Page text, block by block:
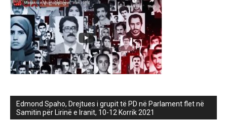
Edmond Spaho, Drejtues i grupit të PD në Parlament flet në
Samitin për Lirinë e Iranit, 10-12 Korrik 2021